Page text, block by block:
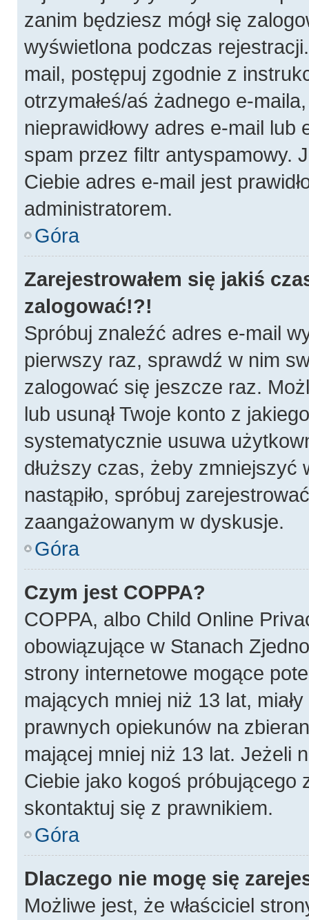
zanim będziesz mógł się
wyświetlona podczas
mail, postępuj zgodnie z
otrzymałeś/aś żadnego e-
nieprawidłowy adres e-mail lub
spam przez filtr antyspamowy.
Ciebie adres e-mail jest
administratorem.
Góra
Zarejestrowałem się jakiś
zalogować!?!
Spróbuj znaleźć adres e-mail
pierwszy raz, sprawdź w nim
zalogować się jeszcze raz.
lub usunął Twoje konto z
systematycznie usuwa
dłuższy czas, żeby
nastąpiło, spróbuj
zaangażowanym w dyskusje.
Góra
Czym jest COPPA?
COPPA, albo Child Online
obowiązujące w Stanach
strony internetowe mogące
mających mniej niż 13 lat,
prawnych opiekunów na
mającej mniej niż 13 lat. Jeżeli
Ciebie jako kogoś próbującego
skontaktuj się z prawnikiem.
Góra
Dlaczego nie mogę się
Możliwe jest, że właściciel